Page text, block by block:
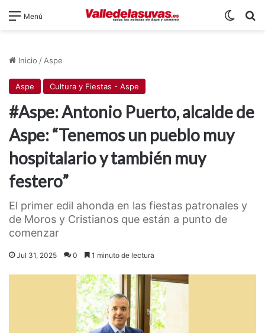
Menú
Inicio / Aspe
Aspe Cultura y Fiestas - Aspe
#Aspe: Antonio Puerto, alcalde de
Aspe: “Tenemos un pueblo muy
hospitalario y también muy
festero”
El primer edil ahonda en las fiestas patronales y
de Moros y Cristianos que están a punto de
comenzar
Jul 31, 2025 0 1 minuto de lectura